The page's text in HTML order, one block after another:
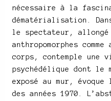
nécessaire à la
dématérialisation.
le spectateur, allongé
anthropomorphes
corps, contemple une
psychédélique dont le
exposé au mur,
des années 1970.